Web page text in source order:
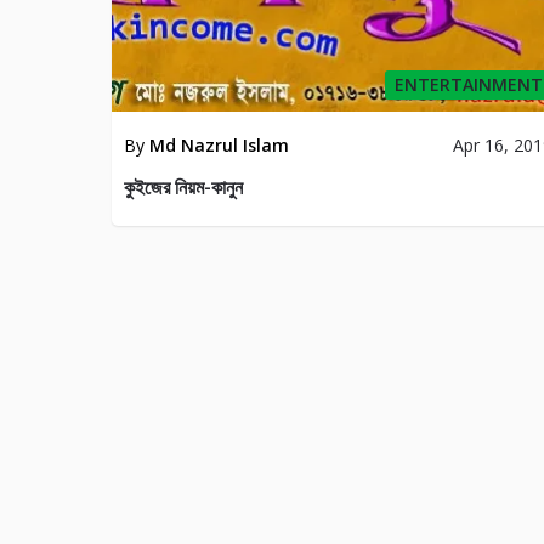
ENTERTAINMENT
By Md Nazrul Islam Apr 16,
কুইজের নিয়ম-কানুন